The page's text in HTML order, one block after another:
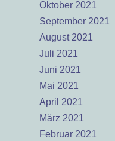
Oktober 2021
September 2021
August 2021
Juli 2021
Juni 2021
Mai 2021
April 2021
März 2021
Februar 2021